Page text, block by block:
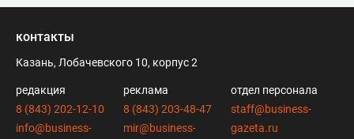
контакты
Казань, Лобачевского 10, корпус 2
редакция
8 (843) 202-12-10
info@business-
реклама
8 (843) 203-48-47
mir@business-
отдел персонала
staff@business-
gazeta.ru